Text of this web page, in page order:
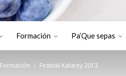
Formación Pa’Que sepas
Formación Festival Katarey 2013